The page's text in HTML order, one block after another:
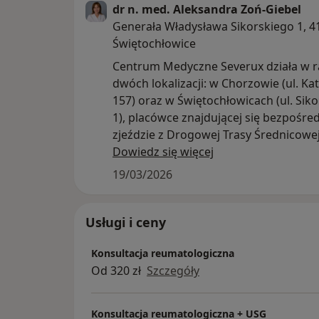
dr n. med. Aleksandra Zoń-Giebel
Generała Władysława Sikorskiego 1,
Świętochłowice
Centrum Medyczne Severux działa w
dwóch lokalizacji: w Chorzowie (ul.
157) oraz w Świętochłowicach (ul.
1), placówce znajdującej się
zjeździe z Drogowej Trasy
naszych specjalistów liczy ponad 100
stale się powiększa. To fantastyczni
szybkie terminy konsultacji, aparaturę
ceny, łatwy dojazd i duży osobny
Zapraszamy do skorzystania z
konsultacji w następujących
alergologia, akupunktura, chirurgia
Dowiedz się więcej
19/03/2026
Usługi i ceny
Konsultacja reumatologiczna
Od 320 zł Szczegóły
Konsultacja reumatologiczna + USG